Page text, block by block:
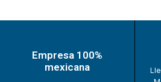
Empresa 100%
mexicana